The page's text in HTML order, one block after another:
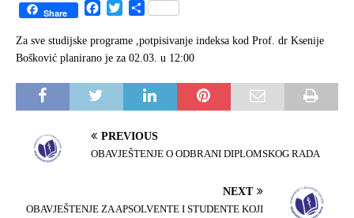
Share
c
e
o
i
t
e
S
a
r
Za sve studijske programe ,potpisivanje indeksa kod Prof. dr Ksenije
Bošković planirano je za 02.03. u 12:00
PREVIOUS
OBAVJEŠTENJE O ODBRANI DIPLOMSKOG RADA
NEXT
OBAVJEŠTENJE ZA APSOLVENTE I STUDENTE KOJI